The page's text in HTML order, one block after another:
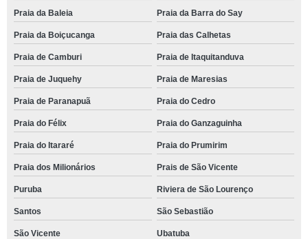
Praia da Baleia Praia da Barra do Say
Praia da Boiçucanga Praia das Calhetas
Praia de Camburi Praia de Itaquitanduva
Praia de Juquehy Praia de Maresias
Praia de Paranapuã Praia do Cedro
Praia do Félix Praia do Ganzaguinha
Praia do Itararé Praia do Prumirim
Praia dos Milionários Prais de São Vicente
Puruba Riviera de São Lourenço
Santos São Sebastião
São Vicente Ubatuba